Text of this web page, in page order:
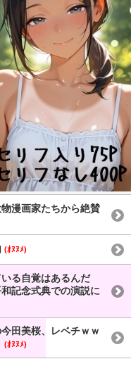
漫画家たちから絶賛
(ｵﾇﾇﾒ)
る自覚はあるんだ
記念式典での演説に
田美桜、レベチｗｗ
(ｵﾇﾇﾒ)